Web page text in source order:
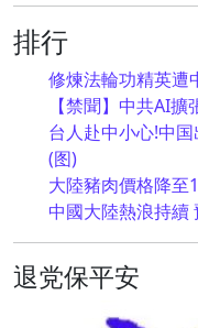
排行
修煉法輪功精英遭
【禁聞】中共AI
台人赴中小心!中
(图)
大陸豬肉價格降至
中國大陸熱浪持續
退党保平安